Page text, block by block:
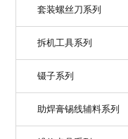
套装螺丝刀系列
拆机工具系列
镊子系列
助焊膏锡线辅料系列